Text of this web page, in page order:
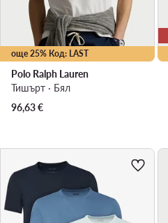
още 25% Код: LAST
Polo Ralph Lauren
Тишърт · Бял
96,63€